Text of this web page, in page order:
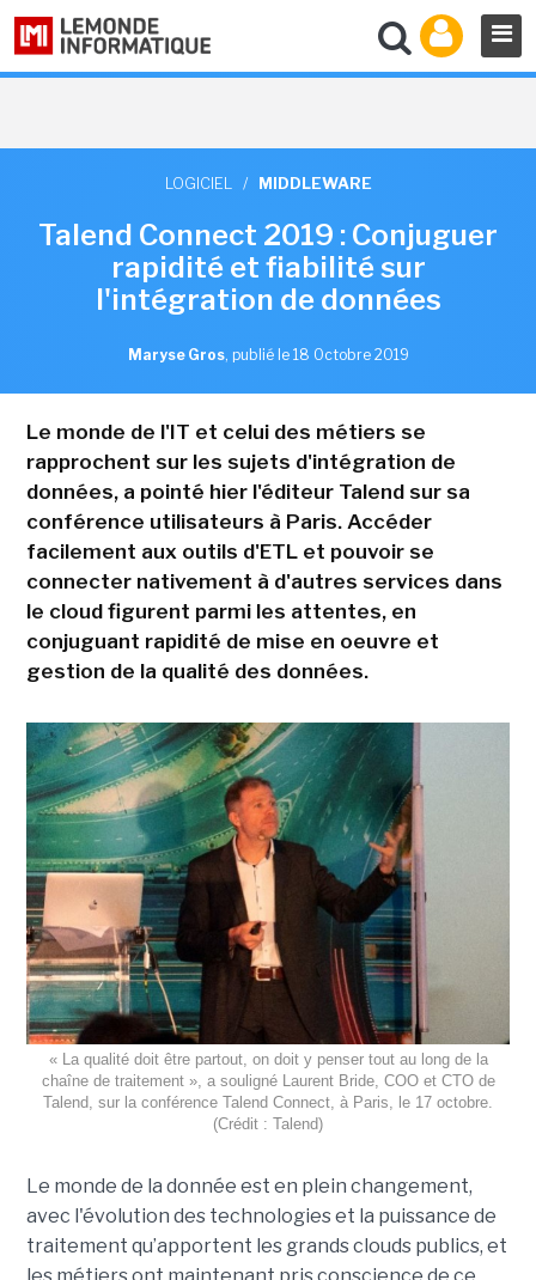
LOGICIEL / MIDDLEWARE
Talend Connect 2019 : Conjuguer
rapidité et fiabilité sur
l'intégration de données
Maryse Gros, publié le 18 Octobre 2019
Le monde de l'IT et celui des métiers se
rapprochent sur les sujets d'intégration de
données, a pointé hier l'éditeur Talend sur sa
conférence utilisateurs à Paris. Accéder
facilement aux outils d'ETL et pouvoir se
connecter nativement à d'autres services dans
le cloud figurent parmi les attentes, en
conjuguant rapidité de mise en oeuvre et
gestion de la qualité des données.
« La qualité doit être partout, on doit y penser tout au long de la
chaîne de traitement », a souligné Laurent Bride, COO et CTO de
Talend, sur la conférence Talend Connect, à Paris, le 17 octobre.
(Crédit : Talend)
Le monde de la donnée est en plein changement,
avec l'évolution des technologies et la puissance de
traitement qu’apportent les grands clouds publics, et